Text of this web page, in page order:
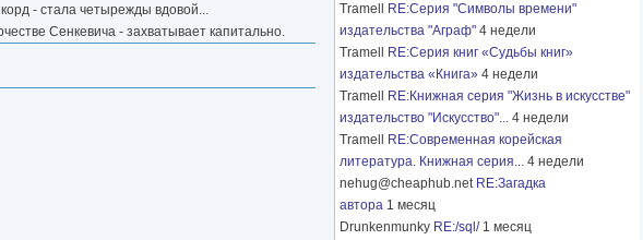
- стала четырежды вдовой...
Сенкевича - захватывает капитально.
Tramell
RE:Серия "Символы времени"
издательства "Аграф" 4 недели
Tramell
RE:Серия книг «Судьбы книг»
издательства «Книга» 4 недели
Tramell
RE:Книжная серия "Жизнь в искусстве"
издательство "Искусство"... 4 недели
Tramell
RE:Современная корейская
литература. Книжная серия... 4 недели
nehug@cheaphub.net RE:Загадка
автора 1 месяц
Drunkenmunky RE:/sql/ 1 месяц